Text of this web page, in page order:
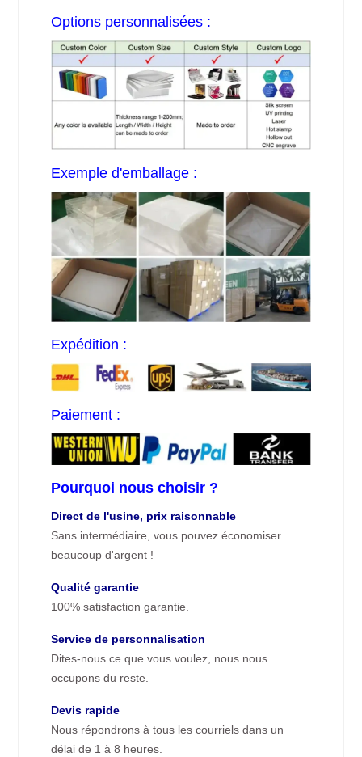
Options personnalisées :
Exemple d'emballage :
Expédition :
Paiement :
Pourquoi nous choisir ?
Direct de l'usine, prix raisonnable
Sans intermédiaire, vous pouvez économiser
beaucoup d'argent !
Qualité garantie
100% satisfaction garantie.
Service de personnalisation
Dites-nous ce que vous voulez, nous nous
occupons du reste.
Devis rapide
Nous répondrons à tous les courriels dans un
délai de 1 à 8 heures.